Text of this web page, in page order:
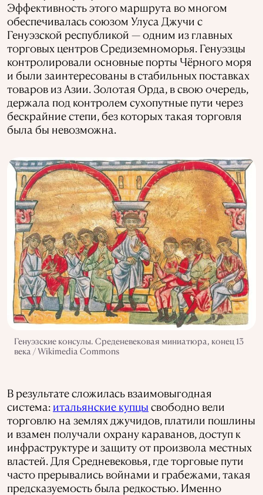
Эффективность этого маршрута во многом
обеспечивалась союзом Улуса Джучи с
Генуэзской республикой — одним из главных
торговых центров Средиземноморья. Генуэзцы
контролировали основные порты Чёрного моря
и были заинтересованы в стабильных поставках
товаров из Азии. Золотая Орда, в свою очередь,
держала под контролем сухопутные пути через
бескрайние степи, без которых такая торговля
была бы невозможна.
Генуэзские консулы. Cреденевековая миниатюра, конец 13
века / Wikimedia Commons
В результате сложилась взаимовыгодная
система: итальянские купцы свободно вели
торговлю на землях джучидов, платили пошлины
и взамен получали охрану караванов, доступ к
инфраструктуре и защиту от произвола местных
властей. Для Средневековья, где торговые пути
часто прерывались войнами и грабежами, такая
предсказуемость была редкостью. Именно